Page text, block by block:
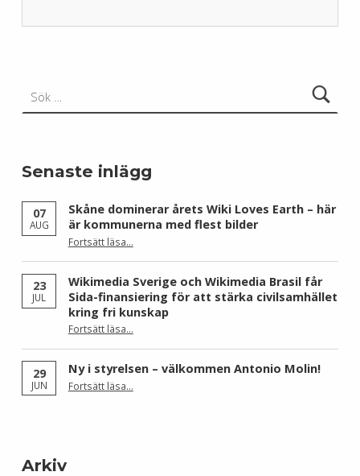
Skip back to main navigation
Senaste inlägg
07
AUG
Skåne dominerar årets Wiki Loves Earth – här
är kommunerna med flest bilder
Fortsätt läsa“Skåne dominerar årets Wiki Loves Earth – här är kommunerna med flest bilder”
…
23
JUL
Wikimedia Sverige och Wikimedia Brasil får
Sida-finansiering för att stärka civilsamhället
kring fri kunskap
Fortsätt läsa“Wikimedia Sverige och Wikimedia Brasil får Sida-finansiering för att stärka civilsamhället kring fri kunskap”
…
29
JUN
Ny i styrelsen – välkommen Antonio Molin!
Fortsätt läsa“Ny i styrelsen – välkommen Antonio Molin!”
…
Arkiv